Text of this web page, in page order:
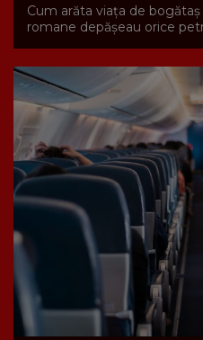
Cum arăta viața de
romane depășeau orice